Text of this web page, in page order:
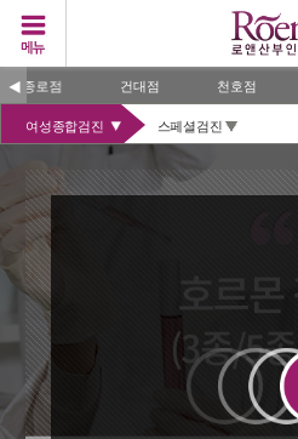
여의도점
여성종합검진 스페셜검진